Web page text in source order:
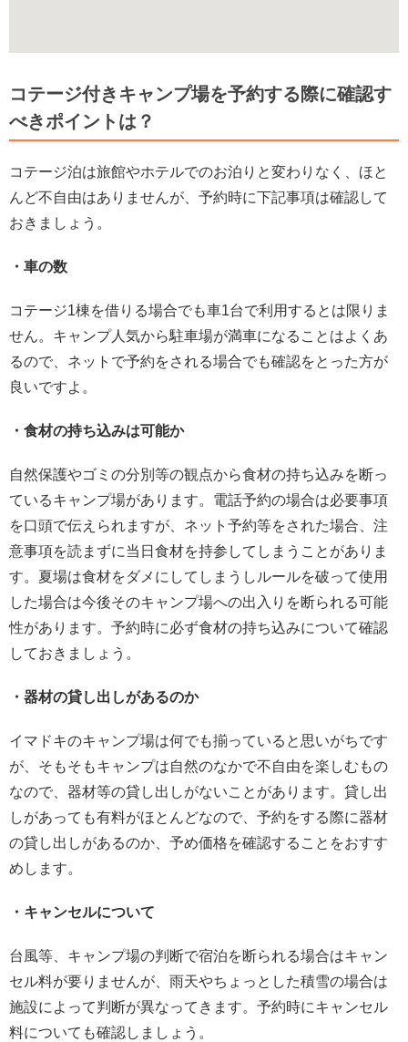
コテージ付きキャンプ場を予約する際に確認す
べきポイントは？
コテージ泊は旅館やホテルでのお泊りと変わりなく、ほと
んど不自由はありませんが、予約時に下記事項は確認して
おきましょう。
・車の数
コテージ1棟を借りる場合でも車1台で利用するとは限りま
せん。キャンプ人気から駐車場が満車になることはよくあ
るので、ネットで予約をされる場合でも確認をとった方が
良いですよ。
・食材の持ち込みは可能か
自然保護やゴミの分別等の観点から食材の持ち込みを断っ
ているキャンプ場があります。電話予約の場合は必要事項
を口頭で伝えられますが、ネット予約等をされた場合、注
意事項を読まずに当日食材を持参してしまうことがありま
す。夏場は食材をダメにしてしまうしルールを破って使用
した場合は今後そのキャンプ場への出入りを断られる可能
性があります。予約時に必ず食材の持ち込みについて確認
しておきましょう。
・器材の貸し出しがあるのか
イマドキのキャンプ場は何でも揃っていると思いがちです
が、そもそもキャンプは自然のなかで不自由を楽しむもの
なので、器材等の貸し出しがないことがあります。貸し出
しがあっても有料がほとんどなので、予約をする際に器材
の貸し出しがあるのか、予め価格を確認することをおすす
めします。
・キャンセルについて
台風等、キャンプ場の判断で宿泊を断られる場合はキャン
セル料が要りませんが、雨天やちょっとした積雪の場合は
施設によって判断が異なってきます。予約時にキャンセル
料についても確認しましょう。